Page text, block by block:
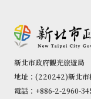
新北市政府觀光旅遊局
地址：(220242)新北市
電話：+886-2-2960-